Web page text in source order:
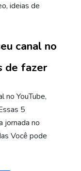
, ideias de
canal no
de fazer
no YouTube,
5
jornada no
Você pode